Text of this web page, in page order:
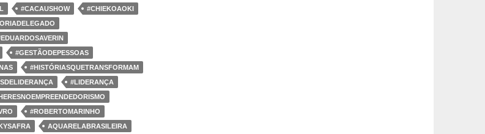
#CACAUSHOW
#CHIEKOAOKI
#GESTÃODEPESSOAS
#HISTÓRIASQUETRANSFORMAM
#LIDERANÇA
#ROBERTOMARINHO
AQUARELABRASILEIRA